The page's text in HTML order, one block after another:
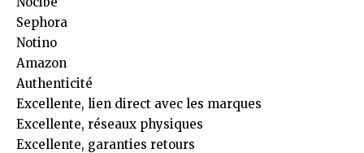
Sephora
Notino
Amazon
Authenticité
Excellente, lien direct avec les marques
Excellente, réseaux physiques
Excellente, garanties retours